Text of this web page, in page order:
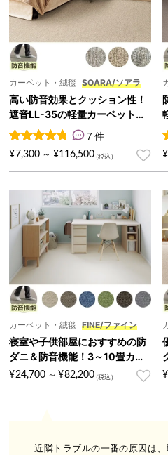
カーペット・絨毯 SOARA/ソアラ
高い防音効果とクッション性！
遮音LL-35の軽量カーペット
『SOARA/ソアラ』
7
件の利用者評価に基づく5段階
7 件
¥ 7,300 ～ ¥116,500 9
¥
カーペット・絨毯 FINE/ファイン
寝室や子供部屋におすすめの防
ダニ＆防音機能！3～10畳カー
ペット『FINE/ファイン』
¥24,700 ～ ¥82,200 ¥
近隣トラブルの一番の原因は、